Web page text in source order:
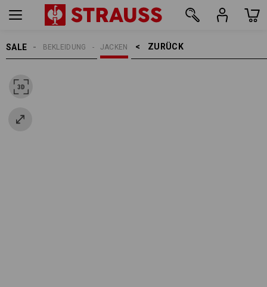
SALE ZURÜCK    >
JACKEN
BEKLEIDUNG